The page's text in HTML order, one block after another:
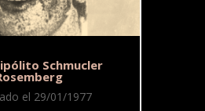
Schmucler
el 29/01/1977